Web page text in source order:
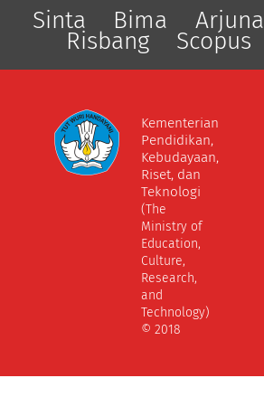
Sinta Bima Arjuna
Risbang Scopus
Kementerian
Pendidikan,
Kebudayaan,
Riset, dan
Teknologi
(The
Ministry of
Education,
Culture,
Research,
and
Technology)
© 2018